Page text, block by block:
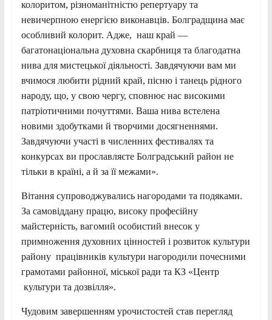
колоритом, різноманітністю репертуару та
невичерпною енергією виконавців. Болградщина має
особливий колорит. Адже, наш край —
багатонаціональна духовна скарбниця та благодатна
нива для мистецької діяльності. Завдячуючи вам ми
вчимося любити рідний край, пісню і танець рідного
народу, що, у свою чергу, сповнює нас високими
патріотичними почуттями. Ваша нива встелена
новими здобутками й творчими досягненнями.
Завдячуючи участі в численних фестивалях та
конкурсах ви прославляєте Болградський район не
тільки в країні, а й за її межами».
Вітання супроводжувались нагородами та подяками.
За самовіддану працю, високу професійну
майстерність, вагомий особистий внесок у
примноження духовних цінностей і розвиток культури
району працівників культури нагородили почесними
грамотами районної, міської ради та КЗ «Центр
культури та дозвілля».
Чудовим завершенням урочистостей став перегляд